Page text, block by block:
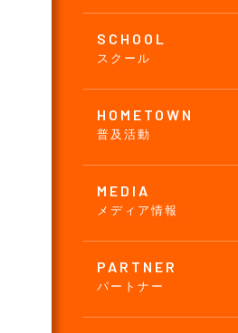
SCHOOL
スクール
HOMETOWN
普及活動
MEDIA
メディア情報
PARTNER
パートナー